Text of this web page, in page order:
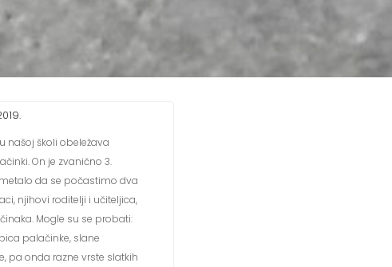
našoj školi obeležava
On je zvanično 3.
da se počastimo dva
njihovi roditelji i učiteljica,
Mogle su se probati:
palačinke, slane
pa onda razne vrste slatkih